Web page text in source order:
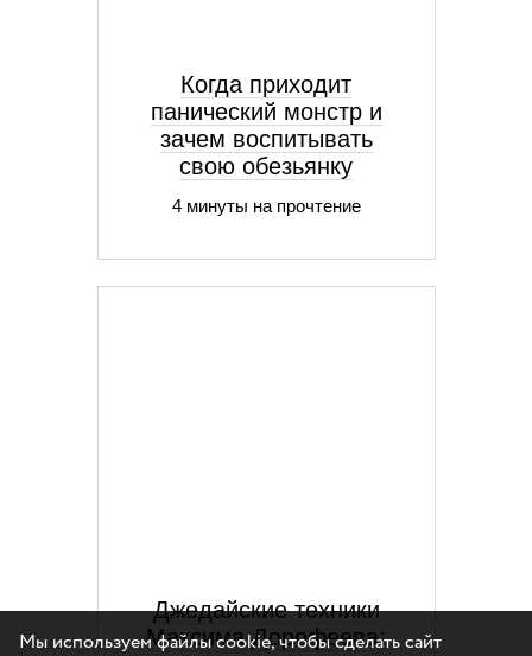
Когда приходит
панический монстр и
зачем воспитывать
свою обезьянку
4 минуты на прочтение
Джедайские техники
Максима Дорофеева:
Мы используем файлы cookie, чтобы сделать сайт